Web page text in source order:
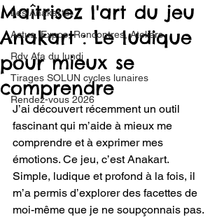
Les Anakarts
Actus, Expos, Rencontres, Ateliers
Rdv Afa du lundi
Tirages SOLUN cycles lunaires
Rendez-vous 2026
Maîtrisez l'art du jeu
Anakart : Le ludique
pour mieux se
comprendre
J’ai découvert récemment un outil
fascinant qui m’aide à mieux me
comprendre et à exprimer mes
émotions. Ce jeu, c’est Anakart.
Simple, ludique et profond à la fois, il
m’a permis d’explorer des facettes de
moi-même que je ne soupçonnais pas.